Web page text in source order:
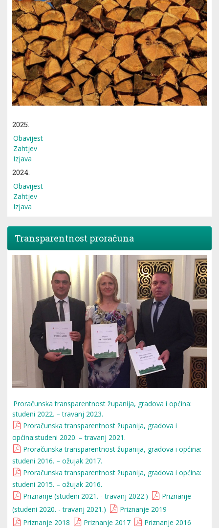
2025.
Obavijest
Zahtjev
Izjava
2024.
Obavijest
Zahtjev
Izjava
Transparentnost proračuna
Proračunska transparentnost županija, gradova i općina:
studeni 2022. – travanj 2023.
Proračunska transparentnost županija, gradova i
općina:studeni 2020. – travanj 2021.
Proračunska transparentnost županija, gradova i općina:
studeni 2016. – ožujak 2017.
Proračunska transparentnost županija, gradova i općina:
studeni 2015. – ožujak 2016.
Priznanje (studeni 2021. - travanj 2022.)
Priznanje
(studeni 2020. - travanj 2021.)
Priznanje 2019
Priznanje 2018
Priznanje 2017 Priznanje 2016